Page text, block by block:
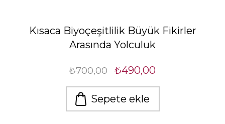
Kısaca Biyoçeşitlilik Büyük Fikirler
Arasında Yolculuk
₺700,00 ₺490,00
Sepete ekle